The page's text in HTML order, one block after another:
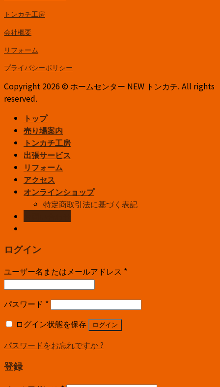
トンカチ工房
会社概要
リフォーム
プライバシーポリシー
Copyright 2026 © ホームセンター NEW トンカチ. All rights
reserved.
トップ
売り場案内
トンカチ工房
出張サービス
リフォーム
アクセス
オンラインショップ
特定商取引法に基づく表記
ログイン
ユーザー名またはメールアドレス *
パスワード *
ログイン状態を保存
ログイン
パスワードをお忘れですか ?
登録